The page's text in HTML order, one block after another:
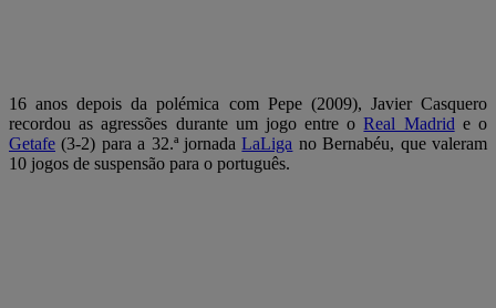
16 anos depois da polémica com Pepe (2009), Javier Casquero
recordou as agressões durante um jogo entre oReal Madrid e o
Getafe (3-2) para a 32.ª jornadaLaLiga no Bernabéu, que valeram
10 jogos de suspensão para o português.